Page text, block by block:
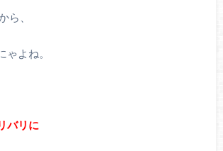
ら、
ゃよね。
バリに